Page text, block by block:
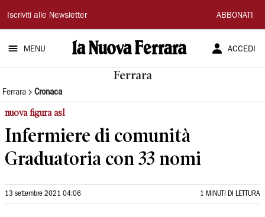
La
Nuova
Ferrara
Iscriviti alle Newsletter ABBONATI
MENU ACCEDI
Ferrara
Ferrara Cronaca
nuova figura asl
Infermiere di comunità
Graduatoria con 33 nomi
13 settembre 2021 04:06 1 MINUTI DI LETTURA